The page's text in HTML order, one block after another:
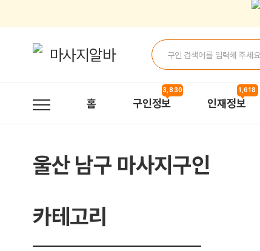
홈 구인정보
3,830
인재정보
1,618
울산 남구 마사지구인
카테고리